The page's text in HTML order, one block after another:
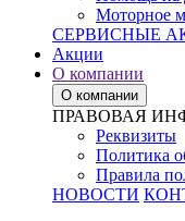
Моторное
СЕРВИСНЫЕ
Акции
О компании
О компании
ПРАВОВАЯ
Реквизиты
Политика
Правила
НОВОСТИ